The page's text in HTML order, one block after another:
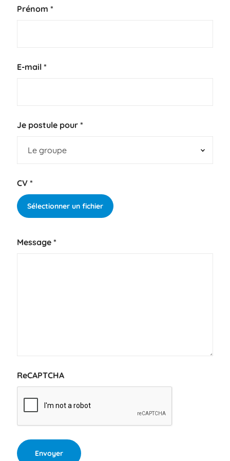
Prénom *
E-mail *
Je postule pour *
CV *
Sélectionner un fichier
Message *
ReCAPTCHA